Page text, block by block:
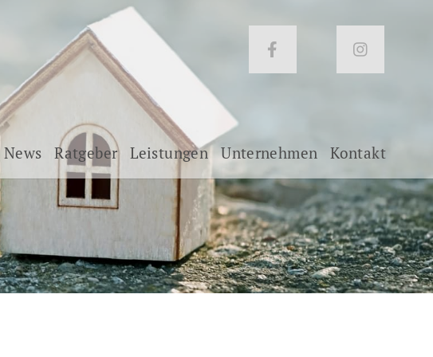
News Ratgeber Leistungen Unternehmen Kontakt